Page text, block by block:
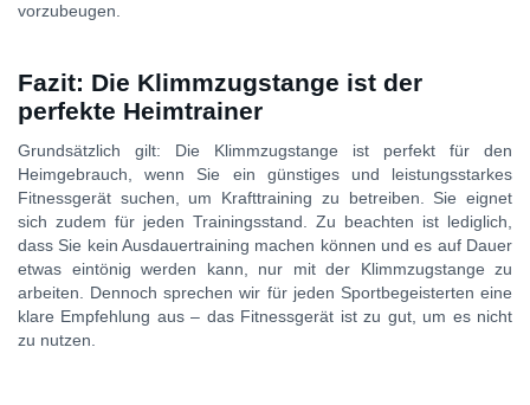
vorzubeugen.
Fazit: Die Klimmzugstange ist der
perfekte Heimtrainer
Grundsätzlich gilt: Die Klimmzugstange ist perfekt für den
Heimgebrauch, wenn Sie ein günstiges und leistungsstarkes
Fitnessgerät suchen, um Krafttraining zu betreiben. Sie eignet
sich zudem für jeden Trainingsstand. Zu beachten ist lediglich,
dass Sie kein Ausdauertraining machen können und es auf Dauer
etwas eintönig werden kann, nur mit der Klimmzugstange zu
arbeiten. Dennoch sprechen wir für jeden Sportbegeisterten eine
klare Empfehlung aus – das Fitnessgerät ist zu gut, um es nicht
zu nutzen.